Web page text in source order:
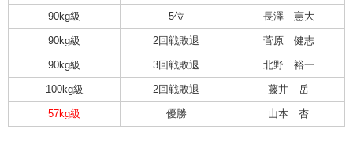
90kg級 5位 長澤 憲大
90kg級 2回戦敗退 菅原 健志
90kg級 3回戦敗退 北野 裕一
100kg級 2回戦敗退 藤井 岳
57kg級 優勝 山本 杏